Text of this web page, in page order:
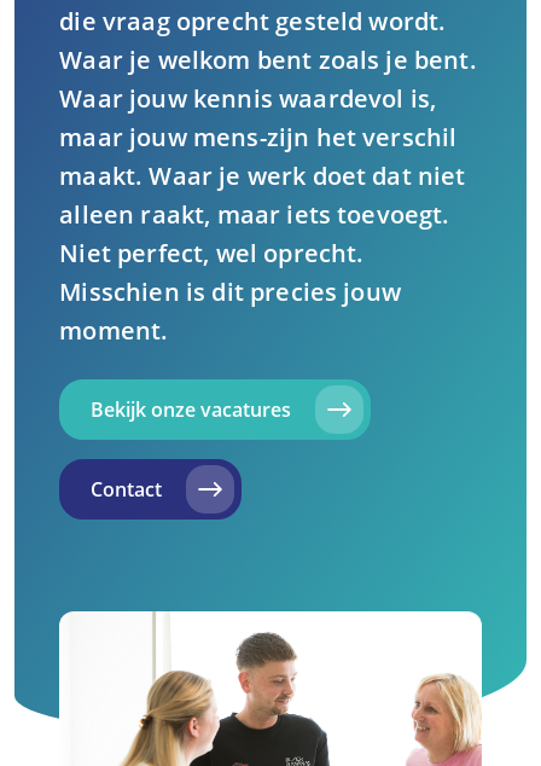
die vraag oprecht gesteld wordt.
Waar je welkom bent zoals je bent.
Waar jouw kennis waardevol is,
maar jouw mens-zijn het verschil
maakt. Waar je werk doet dat niet
alleen raakt, maar iets toevoegt.
Niet perfect, wel oprecht.
Misschien is dit precies jouw
moment.
Bekijk onze vacatures
Contact